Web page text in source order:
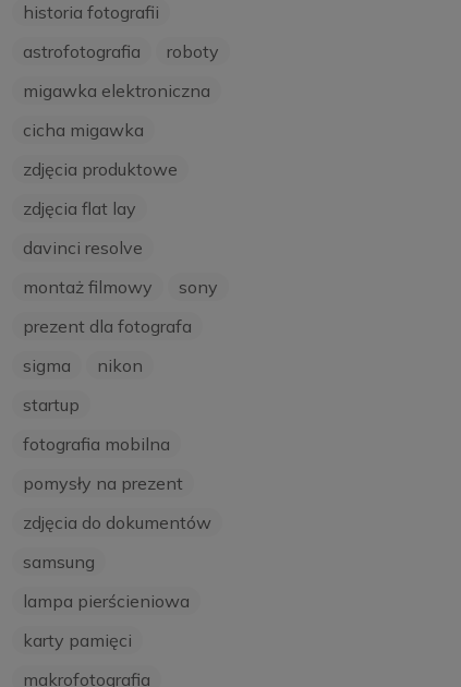
historia fotografii
astrofotografia
roboty
migawka elektroniczna
cicha migawka
zdjęcia produktowe
zdjęcia flat lay
davinci resolve
montaż filmowy
sony
prezent dla fotografa
sigma
nikon
startup
fotografia mobilna
pomysły na prezent
zdjęcia do dokumentów
samsung
lampa pierścieniowa
karty pamięci
makrofotografia